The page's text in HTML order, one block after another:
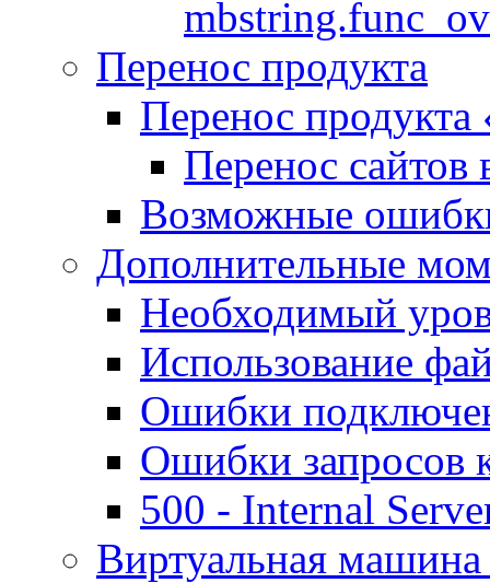
Перенос продукта
Перенос продукта
Перенос сайтов
Возможные
Дополнительные
Необходимый
Использование
Ошибки
Ошибки запросов
500 - Internal
Виртуальная